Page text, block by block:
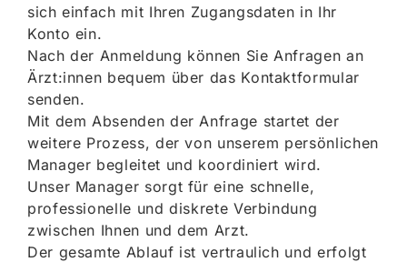
sich einfach mit Ihren Zugangsdaten in Ihr
Konto ein.
Nach der Anmeldung können Sie Anfragen an
Ärzt:innen bequem über das Kontaktformular
senden.
Mit dem Absenden der Anfrage startet der
weitere Prozess, der von unserem persönlichen
Manager begleitet und koordiniert wird.
Unser Manager sorgt für eine schnelle,
professionelle und diskrete Verbindung
zwischen Ihnen und dem Arzt.
Der gesamte Ablauf ist vertraulich und erfolgt